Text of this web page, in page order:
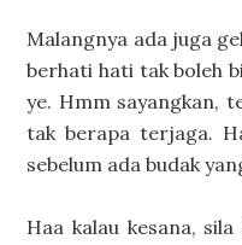
Malangnya ada juga
berhati hati tak boleh
ye. Hmm sayangkan,
tak berapa terjaga.
sebelum ada budak
Haa kalau kesana,